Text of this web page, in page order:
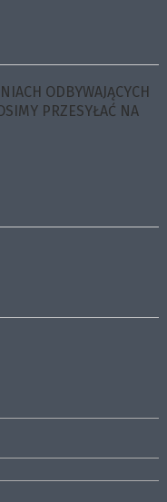
ODBYWAJĄCYCH
PRZESYŁAĆ NA